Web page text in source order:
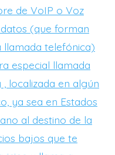
de VoIP o Voz
(que forman
llamada telefónica)
especial llamada
localizada en algún
ya sea en Estados
al destino de la
bajos que te